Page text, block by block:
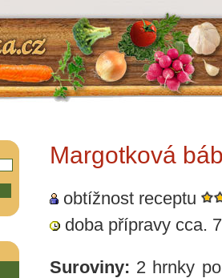
Margotková
obtížnost receptu
doba přípravy cca.
Suroviny: 2 hrnky